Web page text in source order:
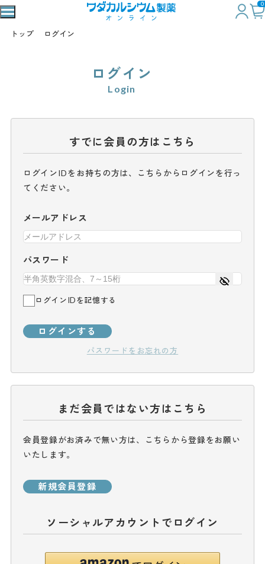
0
トップ ログイン
ログイン
Login
すでに会員の方はこちら
ログインIDをお持ちの方は、こちらからログインを行っ
てください。
メールアドレス
パスワード
ログインIDを記憶する
ログインする
パスワードをお忘れの方
まだ会員ではない方はこちら
会員登録がお済みで無い方は、こちらから登録をお願い
いたします。
新規会員登録
ソーシャルアカウントでログイン